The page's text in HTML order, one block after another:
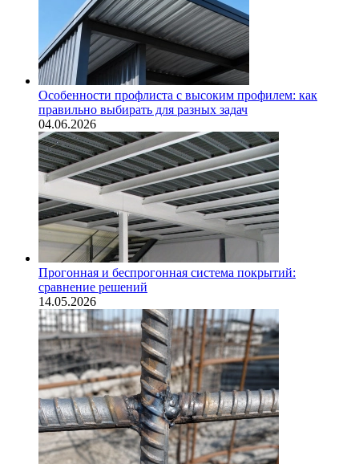
Особенности профлиста с высоким профилем: как
правильно выбирать для разных задач
04.06.2026
Прогонная и беспрогонная система покрытий:
сравнение решений
14.05.2026